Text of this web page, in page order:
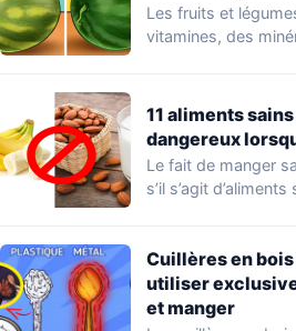
Les fruits et
vitamines, des
11 aliments
dangereux
Le fait de manger
s’il s’agit
Cuillères en
utiliser
et manger